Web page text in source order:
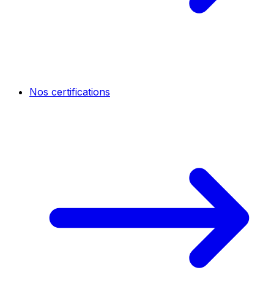
Nos certifications